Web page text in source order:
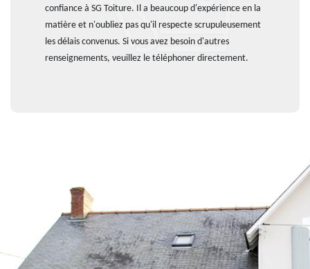
confiance à SG Toiture. Il a beaucoup d'expérience en la
matière et n'oubliez pas qu'il respecte scrupuleusement
les délais convenus. Si vous avez besoin d'autres
renseignements, veuillez le téléphoner directement.